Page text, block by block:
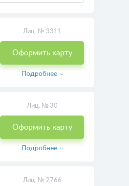
Лиц. № 3311
Оформить карту
Подробнее
Лиц. № 30
Оформить карту
Подробнее
Лиц. № 2766